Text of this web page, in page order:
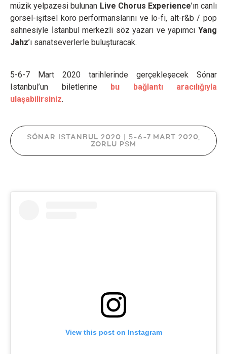
müzik yelpazesi bulunan Live Chorus Experience’ın canlı
görsel-işitsel koro performanslarını ve lo-fi, alt-r&b / pop
sahnesiyle İstanbul merkezli söz yazarı ve yapımcı Yang
Jahz’ı sanatseverlerle buluşturacak.
5-6-7 Mart 2020 tarihlerinde gerçekleşecek Sónar
Istanbul’un biletlerine bu bağlantı aracılığıyla
ulaşabilirsiniz.
SÓNAR ISTANBUL 2020 | 5-6-7 MART 2020,
ZORLU PSM
View this post on Instagram